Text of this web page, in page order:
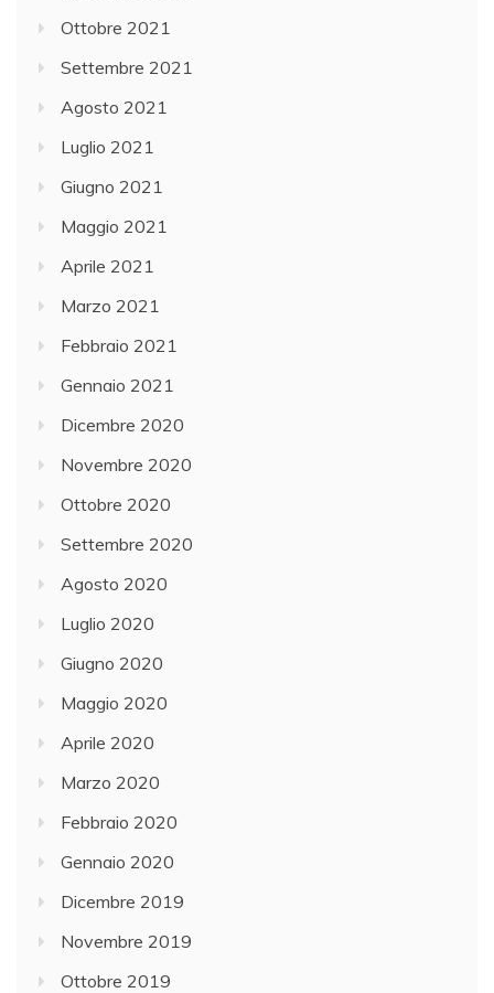
Ottobre 2021
Settembre 2021
Agosto 2021
Luglio 2021
Giugno 2021
Maggio 2021
Aprile 2021
Marzo 2021
Febbraio 2021
Gennaio 2021
Dicembre 2020
Novembre 2020
Ottobre 2020
Settembre 2020
Agosto 2020
Luglio 2020
Giugno 2020
Maggio 2020
Aprile 2020
Marzo 2020
Febbraio 2020
Gennaio 2020
Dicembre 2019
Novembre 2019
Ottobre 2019